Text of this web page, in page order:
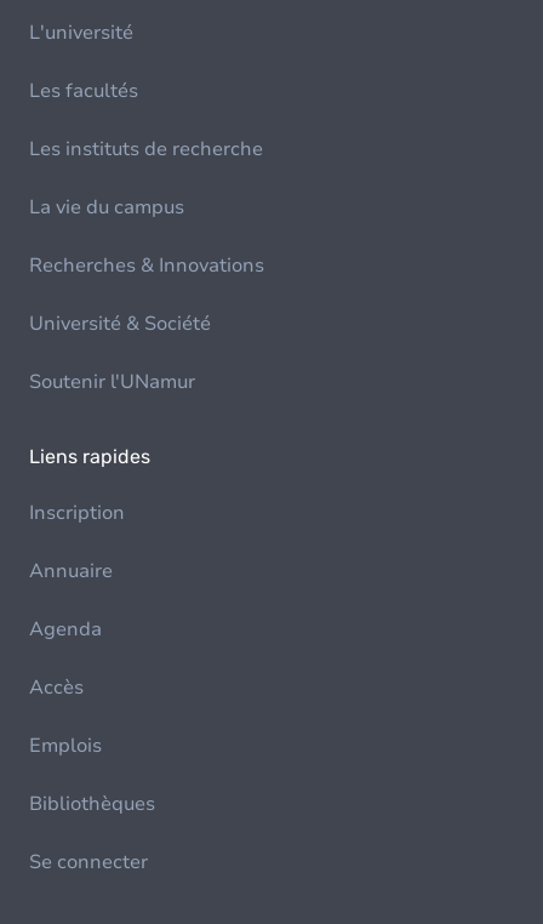
L'université
Les facultés
Les instituts de recherche
La vie du campus
Recherches & Innovations
Université & Société
Soutenir l'UNamur
Liens rapides
Inscription
Annuaire
Agenda
Accès
Emplois
Bibliothèques
Se connecter